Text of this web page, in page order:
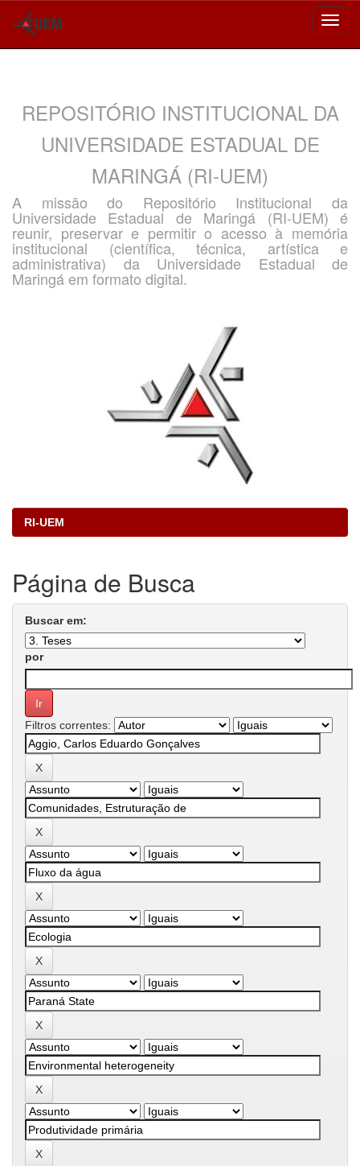
REPOSITÓRIO INSTITUCIONAL DA
UNIVERSIDADE ESTADUAL DE
MARINGÁ (RI-UEM)
A missão do Repositório Institucional da
Universidade Estadual de Maringá (RI-UEM) é
reunir, preservar e permitir o acesso à memória
institucional (científica, técnica, artística e
administrativa) da Universidade Estadual de
Maringá em formato digital.
RI-UEM
Página de Busca
Buscar em:
por
Filtros correntes: